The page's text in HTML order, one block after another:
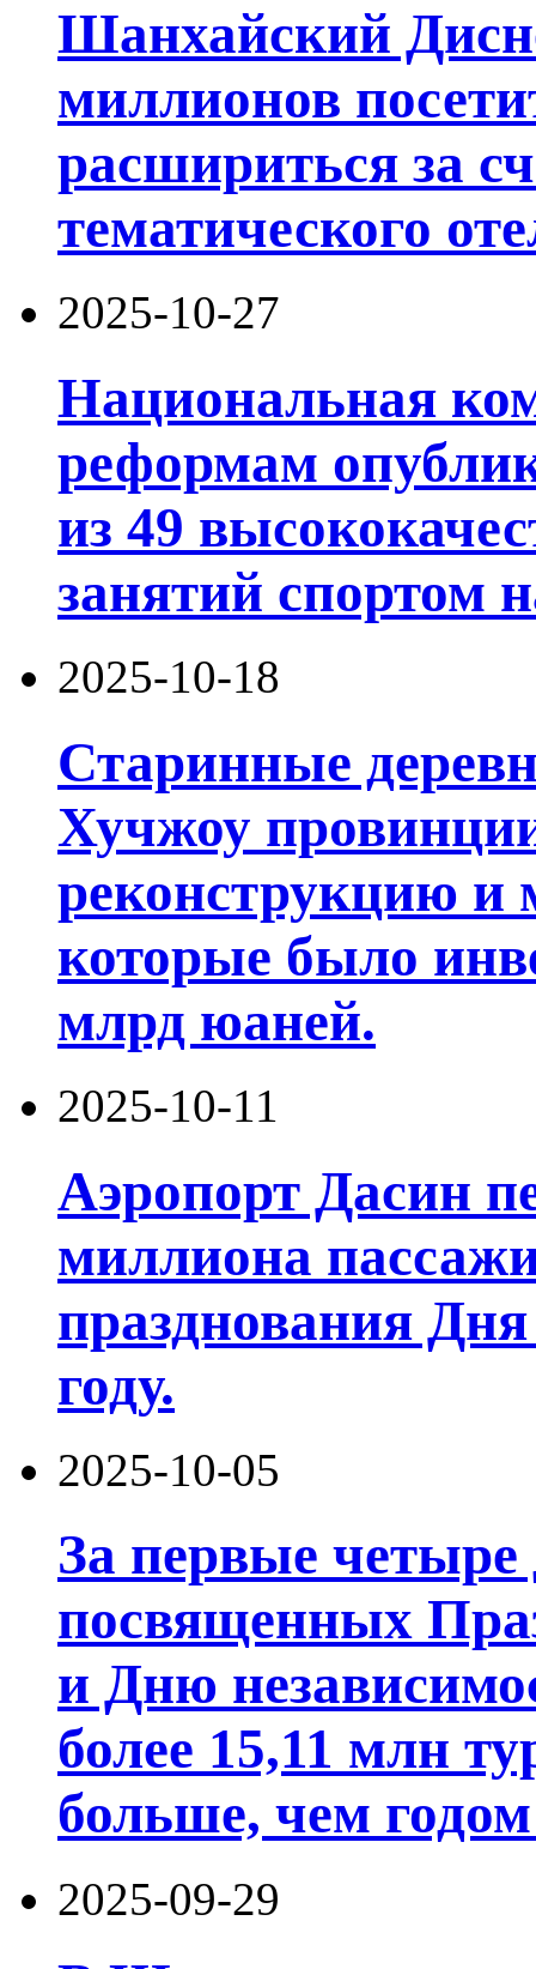
Шанхайский
миллионов
расшириться за
тематического
2025-10-27
Национальная
реформам
из 49
занятий спортом
2025-10-18
Старинные
Хучжоу
реконструкцию и
которые было
млрд юаней.
2025-10-11
Аэропорт Дасин
миллиона
празднования
году.
2025-10-05
За первые четыре
посвященных
и Дню
более 15,11 млн
больше, чем
2025-09-29